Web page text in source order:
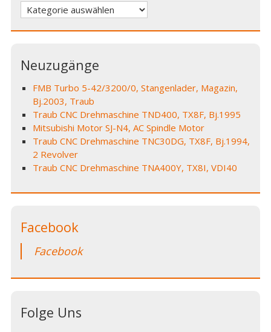
Kategorien
Neuzugänge
FMB Turbo 5-42/3200/0, Stangenlader, Magazin,
Bj.2003, Traub
Traub CNC Drehmaschine TND400, TX8F, Bj.1995
Mitsubishi Motor SJ-N4, AC Spindle Motor
Traub CNC Drehmaschine TNC30DG, TX8F, Bj.1994,
2 Revolver
Traub CNC Drehmaschine TNA400Y, TX8I, VDI40
Facebook
Facebook
Folge Uns